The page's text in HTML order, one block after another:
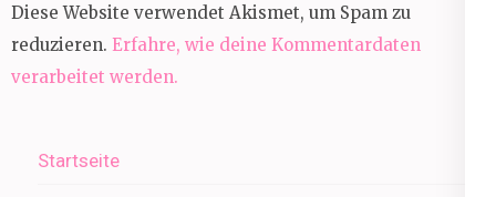
Diese Website verwendet Akismet, um Spam zu
reduzieren. Erfahre, wie deine Kommentardaten
verarbeitet werden.
Startseite